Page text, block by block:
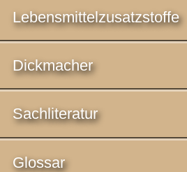
Lebensmittelzusatzstoffe
Dickmacher
Sachliteratur
Glossar